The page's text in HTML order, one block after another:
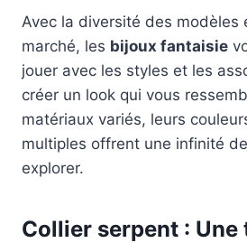
Avec la diversité des modèles
marché, les bijoux fantaisie
jouer avec les styles et les
créer un look qui vous
matériaux variés, leurs
multiples offrent une infinité
explorer.
Collier serpent : Une